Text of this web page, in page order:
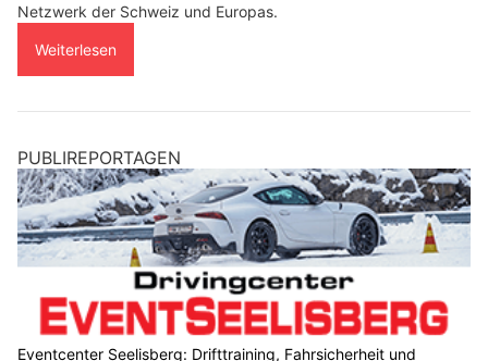
Netzwerk der Schweiz und Europas.
Weiterlesen
PUBLIREPORTAGEN
Eventcenter Seelisberg: Drifttraining, Fahrsicherheit und